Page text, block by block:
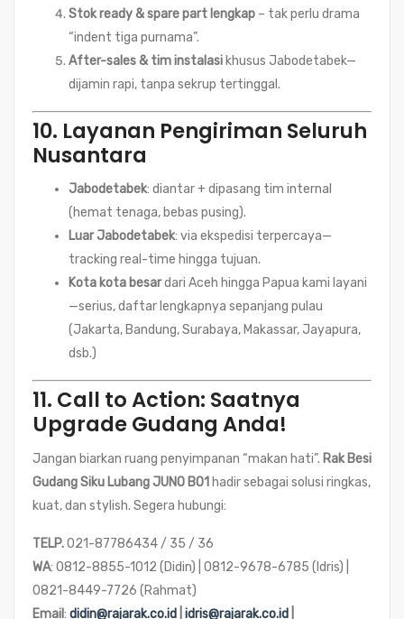
Stok ready & spare part lengkap – tak perlu drama
“indent tiga purnama”.
After-sales & tim instalasi khusus Jabodetabek—
dijamin rapi, tanpa sekrup tertinggal.
10. Layanan Pengiriman Seluruh
Nusantara
Jabodetabek: diantar + dipasang tim internal
(hemat tenaga, bebas pusing).
Luar Jabodetabek: via ekspedisi terpercaya—
tracking real-time hingga tujuan.
Kota kota besardari Aceh hingga Papua kami layani
—serius, daftar lengkapnya sepanjang pulau
(Jakarta, Bandung, Surabaya, Makassar, Jayapura,
dsb.)
11. Call to Action: Saatnya
Upgrade Gudang Anda!
Jangan biarkan ruang penyimpanan “makan hati”. Rak Besi
Gudang Siku Lubang JUNO B01 hadir sebagai solusi ringkas,
kuat, dan stylish. Segera hubungi:
TELP.021-87786434 / 35 / 36
WA: 0812-8855-1012 (Didin) | 0812-9678-6785 (Idris) |
0821-8449-7726 (Rahmat)
Email: didin@rajarak.co.id idris@rajarak.co.id